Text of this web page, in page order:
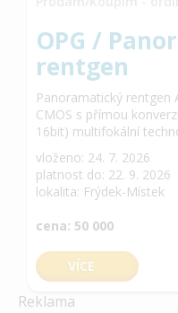
OPG /
rentgen
Panoramatický rentgen
CMOS s přímou
16bit) multifokální
vloženo: 24. 7. 2026
platnost do: 22. 9. 2026
lokalita: Frýdek-Místek
cena: 50 000
VÍCE
Reklama